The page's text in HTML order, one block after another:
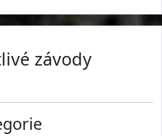
závody